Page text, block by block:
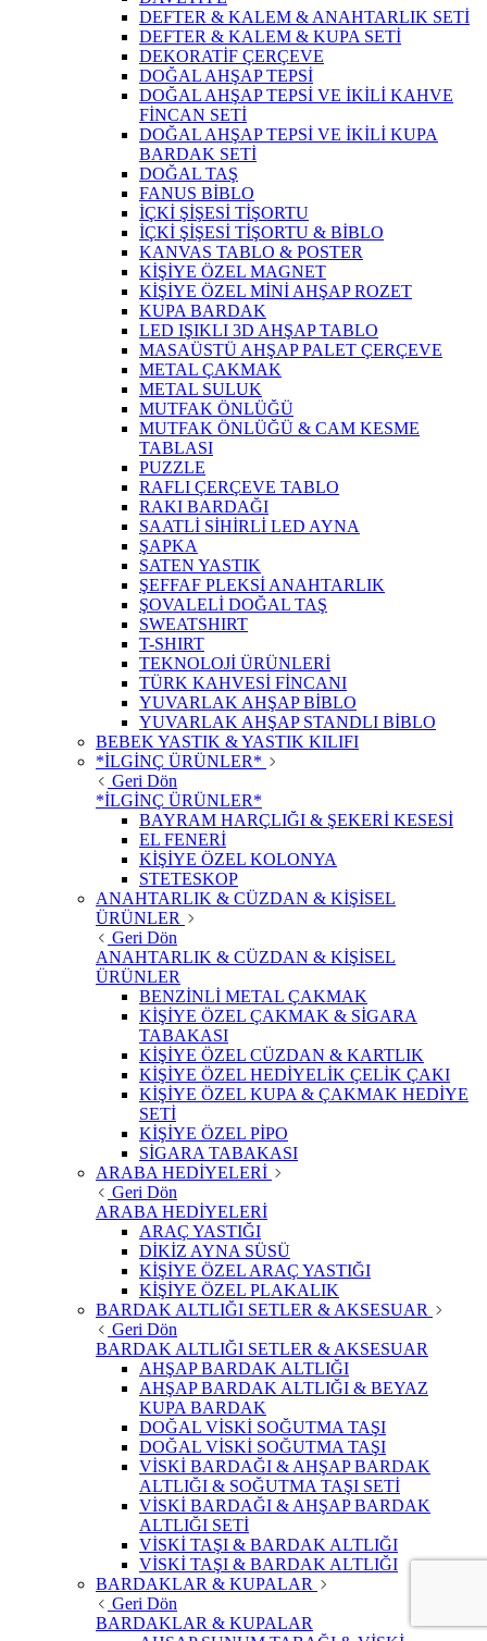
DEFTER & KALEM & ANAHTARLIK SETİ
DEFTER & KALEM & KUPA SETİ
DEKORATİF ÇERÇEVE
DOĞAL AHŞAP TEPSİ
DOĞAL AHŞAP TEPSİ VE İKİLİ KAHVE
FİNCAN SETİ
DOĞAL AHŞAP TEPSİ VE İKİLİ KUPA
BARDAK SETİ
DOĞAL TAŞ
FANUS BİBLO
İÇKİ ŞİŞESİ TİŞORTU
İÇKİ ŞİŞESİ TİŞORTU & BİBLO
KANVAS TABLO & POSTER
KİŞİYE ÖZEL MAGNET
KİŞİYE ÖZEL MİNİ AHŞAP ROZET
KUPA BARDAK
LED IŞIKLI 3D AHŞAP TABLO
MASAÜSTÜ AHŞAP PALET ÇERÇEVE
METAL ÇAKMAK
METAL SULUK
MUTFAK ÖNLÜĞÜ
MUTFAK ÖNLÜĞÜ & CAM KESME
TABLASI
PUZZLE
RAFLI ÇERÇEVE TABLO
RAKI BARDAĞI
SAATLİ SİHİRLİ LED AYNA
ŞAPKA
SATEN YASTIK
ŞEFFAF PLEKSİ ANAHTARLIK
ŞOVALELİ DOĞAL TAŞ
SWEATSHIRT
T-SHIRT
TEKNOLOJİ ÜRÜNLERİ
TÜRK KAHVESİ FİNCANI
YUVARLAK AHŞAP BİBLO
YUVARLAK AHŞAP STANDLI BİBLO
BEBEK YASTIK & YASTIK KILIFI
*İLGİNÇ ÜRÜNLER*
Geri Dön
*İLGİNÇ ÜRÜNLER*
BAYRAM HARÇLIĞI & ŞEKERİ KESESİ
EL FENERİ
KİŞİYE ÖZEL KOLONYA
STETESKOP
ANAHTARLIK & CÜZDAN & KİŞİSEL
ÜRÜNLER
Geri Dön
ANAHTARLIK & CÜZDAN & KİŞİSEL
ÜRÜNLER
BENZİNLİ METAL ÇAKMAK
KİŞİYE ÖZEL ÇAKMAK & SİGARA
TABAKASI
KİŞİYE ÖZEL CÜZDAN & KARTLIK
KİŞİYE ÖZEL HEDİYELİK ÇELİK ÇAKI
KİŞİYE ÖZEL KUPA & ÇAKMAK HEDİYE
SETİ
KİŞİYE ÖZEL PİPO
SİGARA TABAKASI
ARABA HEDİYELERİ
Geri Dön
ARABA HEDİYELERİ
ARAÇ YASTIĞI
DİKİZ AYNA SÜSÜ
KİŞİYE ÖZEL ARAÇ YASTIĞI
KİŞİYE ÖZEL PLAKALIK
BARDAK ALTLIĞI SETLER & AKSESUAR
Geri Dön
BARDAK ALTLIĞI SETLER & AKSESUAR
AHŞAP BARDAK ALTLIĞI
AHŞAP BARDAK ALTLIĞI & BEYAZ
KUPA BARDAK
DOĞAL VİSKİ SOĞUTMA TAŞI
DOĞAL VİSKİ SOĞUTMA TAŞI
VİSKİ BARDAĞI & AHŞAP BARDAK
ALTLIĞI & SOĞUTMA TAŞI SETİ
VİSKİ BARDAĞI & AHŞAP BARDAK
ALTLIĞI SETİ
VİSKİ TAŞI & BARDAK ALTLIĞI
VİSKİ TAŞI & BARDAK ALTLIĞI
BARDAKLAR & KUPALAR
Geri Dön
BARDAKLAR & KUPALAR